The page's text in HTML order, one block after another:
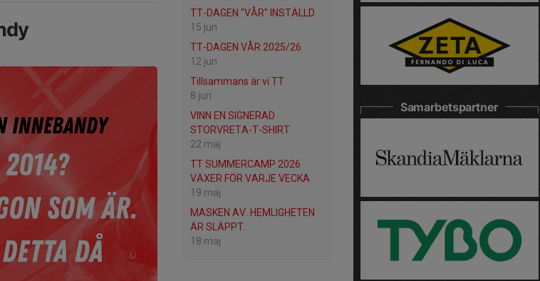
TT-DAGEN "VÅR" INSTÄLLD
15 jun
TT-DAGEN VÅR 2025/26
12 jun
Tillsammans är vi TT
8 jun
VINN EN SIGNERAD
STORVRETA-T-SHIRT
22 maj
TT SUMMERCAMP 2026
VÄXER FÖR VARJE VECKA
19 maj
MASKEN AV. HEMLIGHETEN
ÄR SLÄPPT.
18 maj
Samarbetspartner